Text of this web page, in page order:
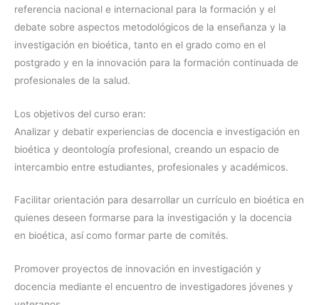
referencia nacional e internacional para la formación y el
debate sobre aspectos metodológicos de la enseñanza y la
investigación en bioética, tanto en el grado como en el
postgrado y en la innovación para la formación continuada de
profesionales de la salud.
Los objetivos del curso eran:
Analizar y debatir experiencias de docencia e investigación en
bioética y deontología profesional, creando un espacio de
intercambio entre estudiantes, profesionales y académicos.
Facilitar orientación para desarrollar un currículo en bioética en
quienes deseen formarse para la investigación y la docencia
en bioética, así como formar parte de comités.
Promover proyectos de innovación en investigación y
docencia mediante el encuentro de investigadores jóvenes y